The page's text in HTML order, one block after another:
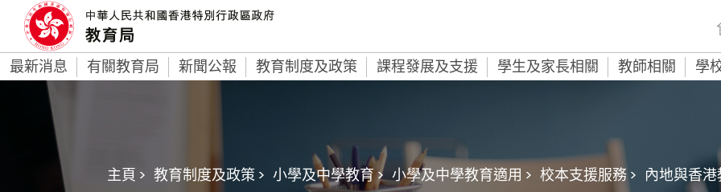
最新消息 有關教育局 新聞公報 教育制度及政策 課程發展及支援 學生及家長相關 教師相關 學
主頁 > 教育制度及政策 > 小學及中學教育 > 小學及中學教育適用 > 校本支援服務 > 內地與香